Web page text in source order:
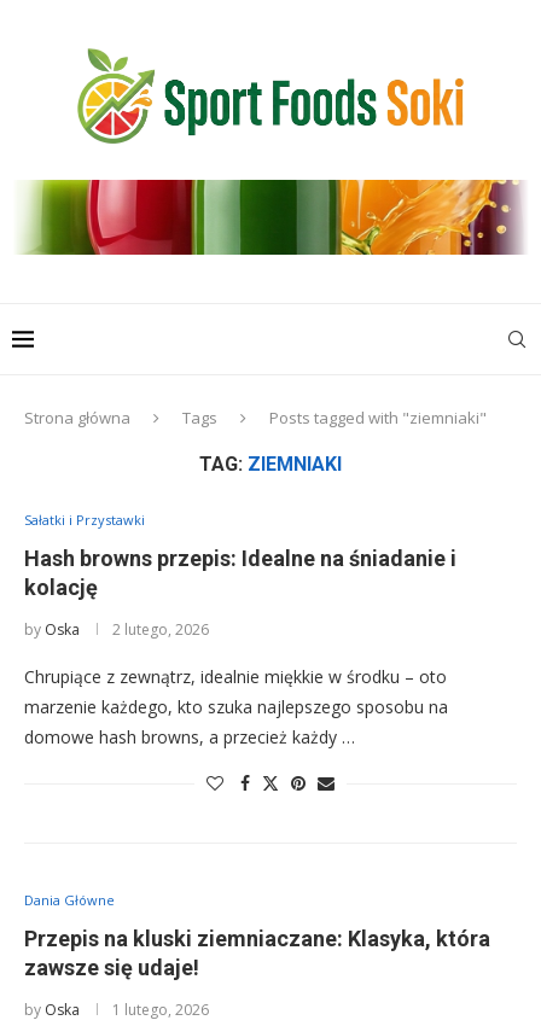
Strona główna Tags Posts tagged with "ziemniaki"
TAG: ZIEMNIAKI
Sałatki i Przystawki
Hash browns przepis: Idealne na śniadanie i
kolację
by Oska 2 lutego, 2026
Chrupiące z zewnątrz, idealnie miękkie w środku – oto
marzenie każdego, kto szuka najlepszego sposobu na
domowe hash browns, a przecież każdy …
Dania Główne
Przepis na kluski ziemniaczane: Klasyka, która
zawsze się udaje!
by Oska 1 lutego, 2026